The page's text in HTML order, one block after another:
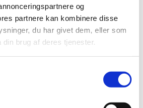
og
partnere kan kombinere disse
du har givet dem, eller som
brug af deres tjenester.